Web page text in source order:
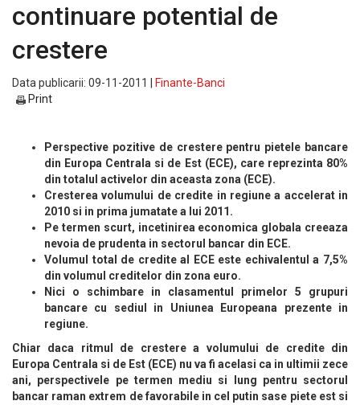
continuare potential de
crestere
Data publicarii: 09-11-2011 |
Finante-Banci
Print
Perspective pozitive de crestere pentru pietele bancare
din Europa Centrala si de Est (ECE), care reprezinta 80%
din totalul activelor din aceasta zona (ECE).
Cresterea volumului de credite in regiune a accelerat in
2010 si in prima jumatate a lui 2011.
Pe termen scurt, incetinirea economica globala creeaza
nevoia de prudenta in sectorul bancar din ECE.
Volumul total de credite al ECE este echivalentul a 7,5%
din volumul creditelor din zona euro.
Nici o schimbare in clasamentul primelor 5 grupuri
bancare cu sediul in Uniunea Europeana prezente in
regiune.
Chiar daca ritmul de crestere a volumului de credite din
Europa Centrala si de Est (ECE) nu va fi acelasi ca in ultimii zece
ani, perspectivele pe termen mediu si lung pentru sectorul
bancar raman extrem de favorabile in cel putin sase piete est si